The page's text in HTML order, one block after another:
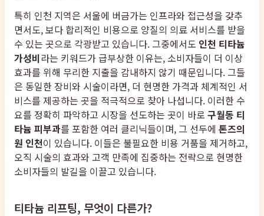
특히 인천 지역은 서울에 버금가는 인프라와 접근성을 갖추
면서도, 보다 합리적인 비용으로 양질의 의료 서비스를 받을
수 있는 곳으로 각광받고 있습니다. 그중에서도 인천 티타늄
가성비라는 키워드가 급부상한 이유는, 소비자들이 더 이상
효과를 위해 무리한 지출을 감내하지 않기 때문입니다. 그들
은 동일한 장비와 시술이라면, 더 현명한 가격과 체계적인 서
비스를 제공하는 곳을 적극적으로 찾아 나섭니다. 이러한 수
요를 정확히 파악하고 시장을 선도하는 곳이 바로 구월동 티
타늄 피부과를 포함한 여러 클리닉들이며, 그 선두에 톤즈의
원 인천이 있습니다. 이들은 불필요한 비용 거품을 제거하고,
오직 시술의 효과와 고객 만족에 집중하는 전략으로 현명한
소비자들의 발길을 이끌고 있습니다.
티타늄 리프팅, 무엇이 다른가?